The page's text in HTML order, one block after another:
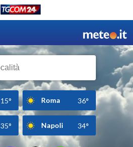
15° Roma 36°
35° Napoli 34°